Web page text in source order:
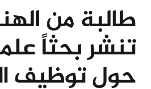
طالبة من
تنشر بحثاً
حول توظيف